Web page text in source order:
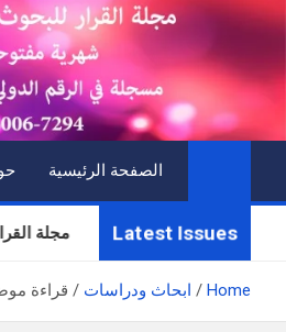
الصفحة الرئيسية
Latest Issues
Home ابحاث ودراسات قراءة